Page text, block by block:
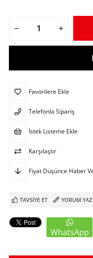
Favorilere Ekle
Telefonla Sipariş
İstek Listeme Ekle
Karşılaştır
Fiyat Düşünce Haber
TAVSIYE ET YORUM YAZ
WhatsApp